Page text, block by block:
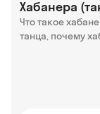
Хабанера
Что такое
танца, почему